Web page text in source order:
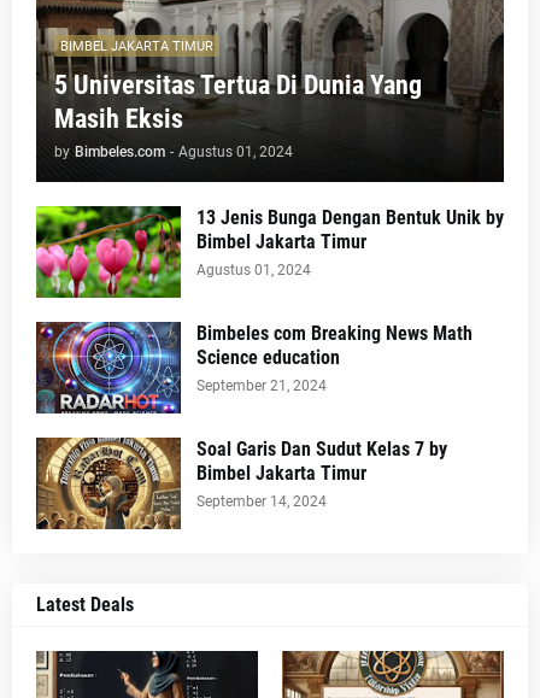
BIMBEL JAKARTA TIMUR
5 Universitas Tertua Di Dunia Yang
Masih Eksis
by Bimbeles.com - Agustus 01, 2024
13 Jenis Bunga Dengan Bentuk Unik by
Bimbel Jakarta Timur
Agustus 01, 2024
Bimbeles com Breaking News Math
Science education
September 21, 2024
Soal Garis Dan Sudut Kelas 7 by
Bimbel Jakarta Timur
September 14, 2024
Latest Deals